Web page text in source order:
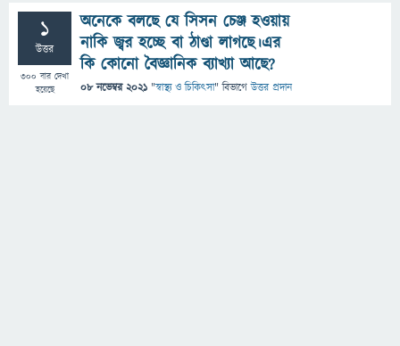
1
উত্তর
300 বার দেখা
হয়েছে
অনেকে বলছে যে সিসন চেঞ্জ হওয়ায়
নাকি জ্বর হচ্ছে বা ঠাণ্ডা লাগছে।এর
কি কোনো বৈজ্ঞানিক ব্যাখ্যা আছে?
08 নভেম্বর 2021 "স্বাস্থ্য ও চিকিৎসা" বিভাগে উত্তর প্রদান